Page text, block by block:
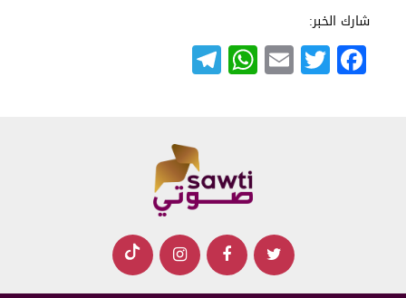
شارك الخبر:
Facebook
Twitter
Email
WhatsApp